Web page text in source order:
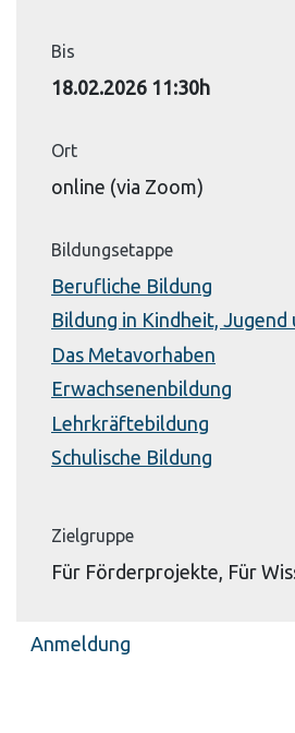
Bis
18.02.2026 11:30h
Ort
online (via Zoom)
Bildungsetappe
Berufliche Bildung
Bildung in Kindheit, Jugend
Das Metavorhaben
Erwachsenenbildung
Lehrkräftebildung
Schulische Bildung
Zielgruppe
Für Förderprojekte, Für
Anmeldung